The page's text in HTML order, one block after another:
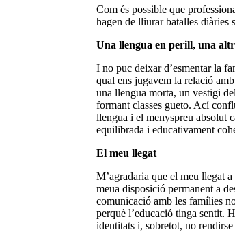
Com és possible que
hagen de lliurar batalles diàries
Una llengua en perill, una
I no puc deixar d’esmentar la
qual ens jugavem la relació
una llengua morta, un vestigi
formant classes gueto. Ací
llengua i el menyspreu absolut
equilibrada i educativament
El meu llegat
M’agradaria que el meu llegat
meua disposició permanent a
comunicació amb les famílies
perquè l’educació tinga sentit.
identitats i, sobretot, no